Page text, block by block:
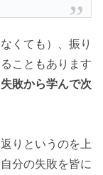
くても）、振り
こともあります
敗から学んで次
りというのを上
分の失敗を皆に